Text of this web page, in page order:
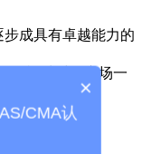
成具有卓越能力的
号福城时代广场一
×
CMA认